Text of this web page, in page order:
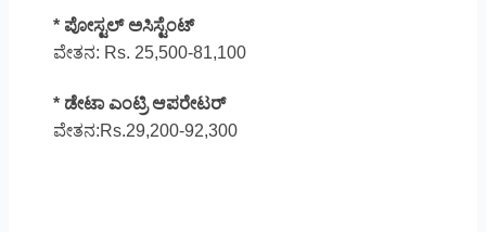
* ಪೋಸ್ಟಲ್ ಅಸಿಸ್ಟೆಂಟ್
ವೇತನ: Rs. 25,500-81,100
* ಡೇಟಾ ಎಂಟ್ರಿ ಆಪರೇಟರ್
ವೇತನ:Rs.29,200-92,300